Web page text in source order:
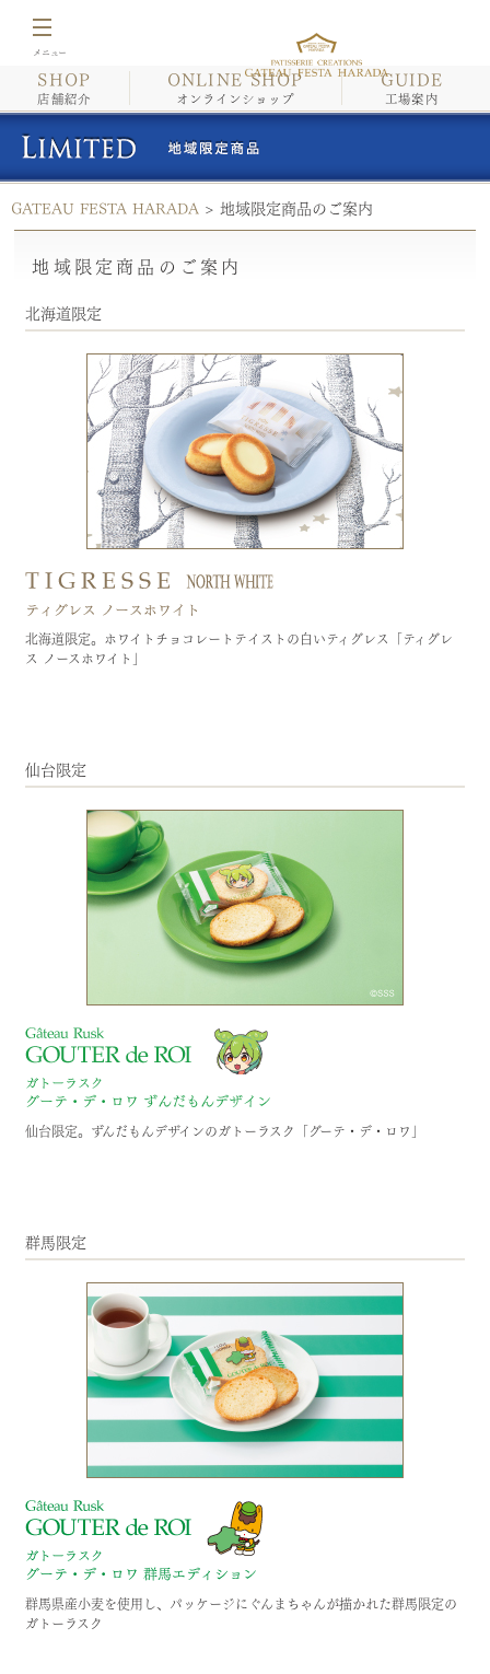
店舗紹介
オンラインショップ
工場案内
イベント情報・催事情報
商品紹介/こだわり
デジタルカタログ
SHOP
店舗紹介
ONLINE SHOP
オンラインショップ
GUIDE
工場案内
GATEAU FESTA HARADA > 地域限定商品のご案内
地域限定商品のご案内
北海道限定
北海道限定。ホワイトチョコレートテイストの白いティグレス「ティグレ
ス ノースホワイト」
仙台限定
仙台限定。ずんだもんデザインのガトーラスク「グーテ・デ・ロワ」
群馬限定
群馬県産小麦を使用し、パッケージにぐんまちゃんが描かれた群馬限定の
ガトーラスク